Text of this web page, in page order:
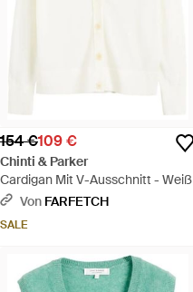
154 €109 €
Chinti & Parker
Cardigan Mit V-Ausschnitt - Weiß
Von FARFETCH
SALE